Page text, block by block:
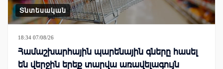
Տնտեսական
18:34 07/08/26
Համաշխարհային պարենային գները հասել
են վերջին երեք տարվա առավելագույն